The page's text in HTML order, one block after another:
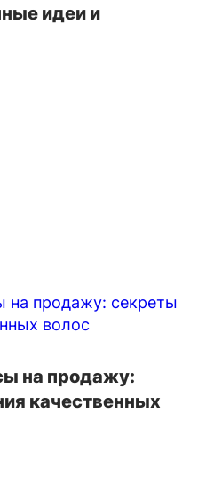
идеи и
на продажу:
качественных